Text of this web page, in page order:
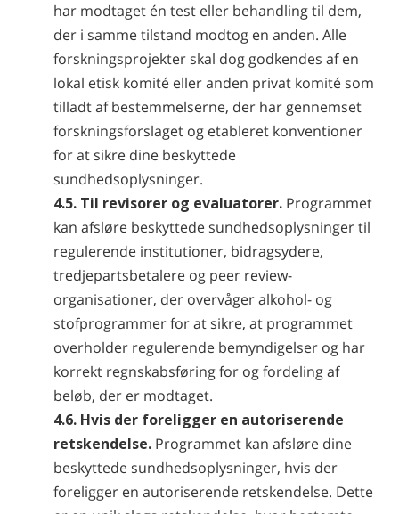
har modtaget én test eller behandling til dem,
der i samme tilstand modtog en anden. Alle
forskningsprojekter skal dog godkendes af en
lokal etisk komité eller anden privat komité som
tilladt af bestemmelserne, der har gennemset
forskningsforslaget og etableret konventioner
for at sikre dine beskyttede
sundhedsoplysninger.
4.5. Til revisorer og evaluatorer. Programmet
kan afsløre beskyttede sundhedsoplysninger til
regulerende institutioner, bidragsydere,
tredjepartsbetalere og peer review-
organisationer, der overvåger alkohol- og
stofprogrammer for at sikre, at programmet
overholder regulerende bemyndigelser og har
korrekt regnskabsføring for og fordeling af
beløb, der er modtaget.
4.6. Hvis der foreligger en autoriserende
retskendelse. Programmet kan afsløre dine
beskyttede sundhedsoplysninger, hvis der
foreligger en autoriserende retskendelse. Dette